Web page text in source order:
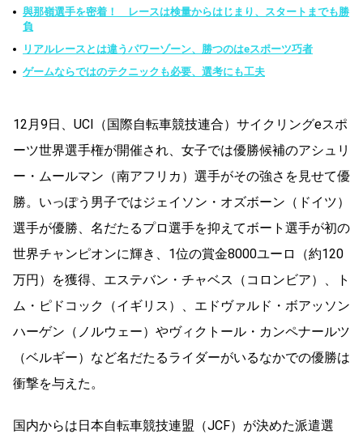
與那嶺選手を密着！ レースは検量からはじまり、スタートまでも勝
負
リアルレースとは違うパワーゾーン、勝つのはeスポーツ巧者
ゲームならではのテクニックも必要、選考にも工夫
12月9日、UCI（国際自転車競技連合）サイクリングeスポ
ーツ世界選手権が開催され、女子では優勝候補のアシュリ
ー・ムールマン（南アフリカ）選手がその強さを見せて優
勝。いっぽう男子ではジェイソン・オズボーン（ドイツ）
選手が優勝、名だたるプロ選手を抑えてボート選手が初の
世界チャンピオンに輝き、1位の賞金8000ユーロ（約120
万円）を獲得、エステバン・チャベス（コロンビア）、ト
ム・ピドコック（イギリス）、エドヴァルド・ボアッソン
ハーゲン（ノルウェー）やヴィクトール・カンペナールツ
（ベルギー）など名だたるライダーがいるなかでの優勝は
衝撃を与えた。
国内からは日本自転車競技連盟（JCF）が決めた派遣選